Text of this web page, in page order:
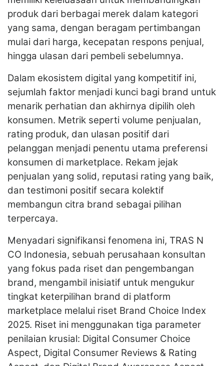
produk dari berbagai merek dalam kategori
yang sama, dengan beragam pertimbangan
mulai dari harga, kecepatan respons penjual,
hingga ulasan dari pembeli sebelumnya.
Dalam ekosistem digital yang kompetitif ini,
sejumlah faktor menjadi kunci bagi brand untuk
menarik perhatian dan akhirnya dipilih oleh
konsumen. Metrik seperti volume penjualan,
rating produk, dan ulasan positif dari
pelanggan menjadi penentu utama preferensi
konsumen di marketplace. Rekam jejak
penjualan yang solid, reputasi rating yang baik,
dan testimoni positif secara kolektif
membangun citra brand sebagai pilihan
terpercaya.
Menyadari signifikansi fenomena ini, TRAS N
CO Indonesia, sebuah perusahaan konsultan
yang fokus pada riset dan pengembangan
brand, mengambil inisiatif untuk mengukur
tingkat keterpilihan brand di platform
marketplace melalui riset Brand Choice Index
2025. Riset ini menggunakan tiga parameter
penilaian krusial: Digital Consumer Choice
Aspect, Digital Consumer Reviews & Rating